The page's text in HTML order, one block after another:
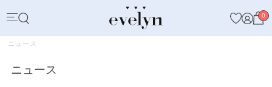
0
ニュース
ニュース